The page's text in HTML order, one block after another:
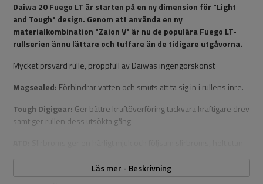
Daiwa 20 Fuego LT är starten på en ny dimension för "Light
and Tough" design. Genom att använda en ny
materialkombination "Zaion V" är nu de populära Fuego LT-
rullserien ännu lättare och tuffare än de tidigare utgåvorna.
Mycket prsvärd rulle, proppfull av Daiwas ingengörskonst
Magsealed: Förhindrar vatten och smuts att ta sig in i rullens inre.
Tough Digigear: Ger bättre kraftöverföring tackvara kraftigare drev
samt ger rullen dess utsökta gång
Läs mer - Beskrivning